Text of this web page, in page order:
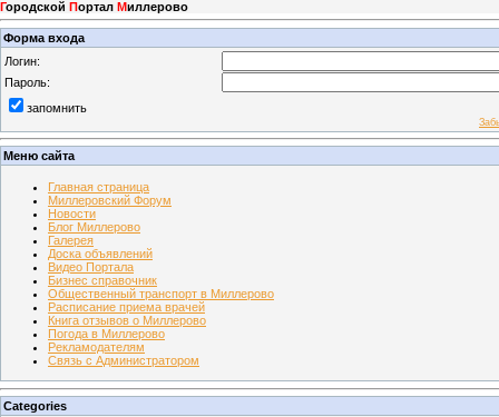
Городской Портал Миллерово
Форма входа
Логин:
Пароль:
запомнить
Меню сайта
Главная страница
Миллеровский Форум
Новости
Блог Миллерово
Галерея
Доска объявлений
Видео Портала
Бизнес справочник
Общественный транспорт в Миллерово
Расписание приема врачей
Книга отзывов о Миллерово
Погода в Миллерово
Рекламодателям
Связь с Администратором
Categories